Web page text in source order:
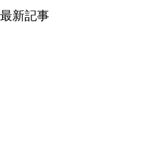
最新記事